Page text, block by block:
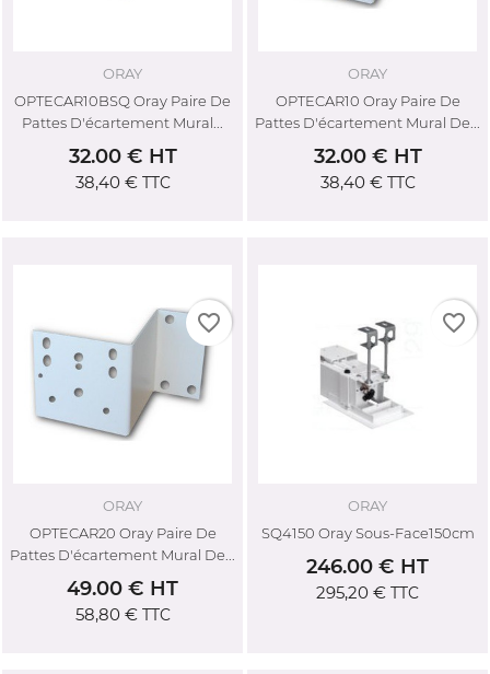
ORAY
OPTECAR10BSQ Oray Paire De
Pattes D'écartement Mural...
32.00 € HT
38,40 €TTC
ORAY
OPTECAR10 Oray Paire De
Pattes D'écartement Mural De...
32.00 € HT
38,40 €TTC
ORAY
OPTECAR20 Oray Paire De
Pattes D'écartement Mural De...
49.00 € HT
58,80 €TTC
favorite_border
ORAY
SQ4150 Oray Sous-Face150cm
246.00 € HT
295,20 € TTC
favorite_border